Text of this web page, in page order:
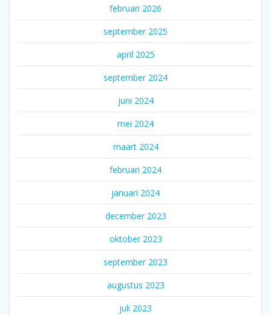
februari 2026
september 2025
april 2025
september 2024
juni 2024
mei 2024
maart 2024
februari 2024
januari 2024
december 2023
oktober 2023
september 2023
augustus 2023
juli 2023